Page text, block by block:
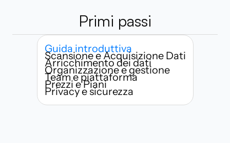
Primi passi
Guida introduttiva
Scansione e Acquisizione Dati
Arricchimento dei dati
Organizzazione e gestione
Team e piattaforma
Prezzi e Piani
Privacy e sicurezza